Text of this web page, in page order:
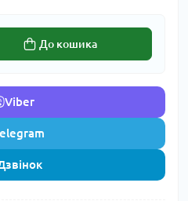
До кошика
Viber